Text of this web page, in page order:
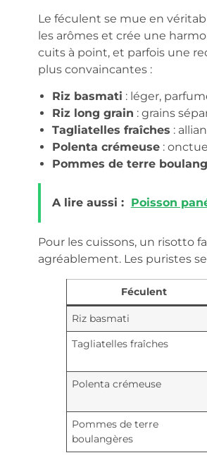
Le féculent se mue en
les arômes et crée une
cuits à point, et parfois une
plus convaincantes :
Riz basmati : léger,
Riz long grain : grains
Tagliatelles fraîches :
Polenta crémeuse:
Pommes de terre
A lire aussi : Poisson
Pour les cuissons, un risotto
agréablement. Les puristes
Féculent
Riz basmati
Tagliatelles fraîches
Polenta crémeuse
Pommes de terre
boulangères